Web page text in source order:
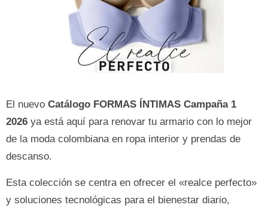
El nuevo Catálogo FORMAS ÍNTIMAS Campaña 1
2026 ya está aquí para renovar tu armario con lo mejor
de la moda colombiana en ropa interior y prendas de
descanso.
Esta colección se centra en ofrecer el «realce perfecto»
y soluciones tecnológicas para el bienestar diario,